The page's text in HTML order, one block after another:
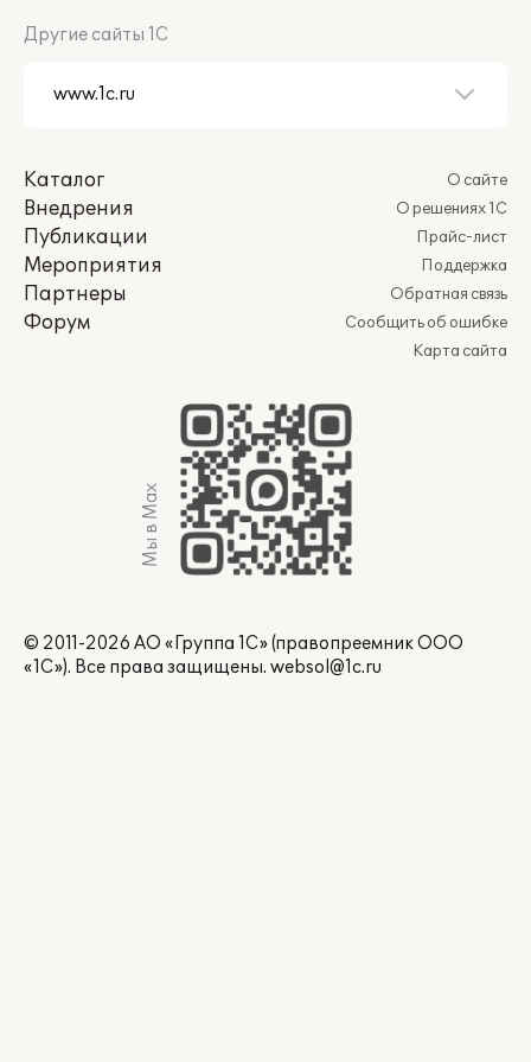
Другие сайты 1С
Каталог
Внедрения
Публикации
Мероприятия
Партнеры
Форум
О сайте
О решениях 1С
Прайс-лист
Поддержка
Обратная связь
Сообщить об ошибке
Карта сайта
Мы в Max
© 2011-2026 АО «Группа 1С» (правопреемник ООО
«1С»). Все права защищены. websol@1c.ru